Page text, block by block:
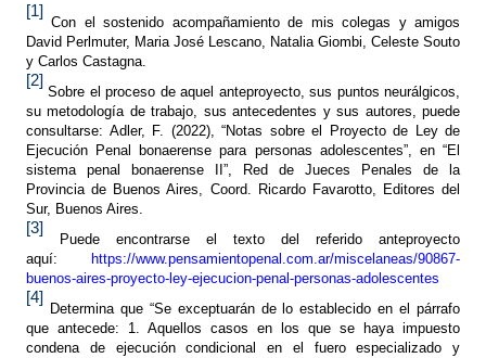
[1]
Con el sostenido acompañamiento de mis colegas y amigos
David Perlmuter, Maria José Lescano, Natalia Giombi, Celeste Souto
y Carlos Castagna.
[2]
Sobre el proceso de aquel anteproyecto, sus puntos neurálgicos,
su metodología de trabajo, sus antecedentes y sus autores, puede
consultarse: Adler, F. (2022), “Notas sobre el Proyecto de Ley de
Ejecución Penal bonaerense para personas adolescentes”, en “El
sistema penal bonaerense II”, Red de Jueces Penales de la
Provincia de Buenos Aires, Coord. Ricardo Favarotto, Editores del
Sur, Buenos Aires.
[3]
Puede encontrarse el texto del referido anteproyecto
aquí:
https://www.pensamientopenal.com.ar/miscelaneas/90867-
buenos-aires-proyecto-ley-ejecucion-penal-personas-adolescentes
[4]
Determina que “Se exceptuarán de lo establecido en el párrafo
que antecede: 1. Aquellos casos en los que se haya impuesto
condena de ejecución condicional en el fuero especializado y